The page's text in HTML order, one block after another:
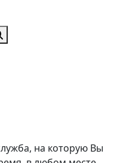
на которую Вы